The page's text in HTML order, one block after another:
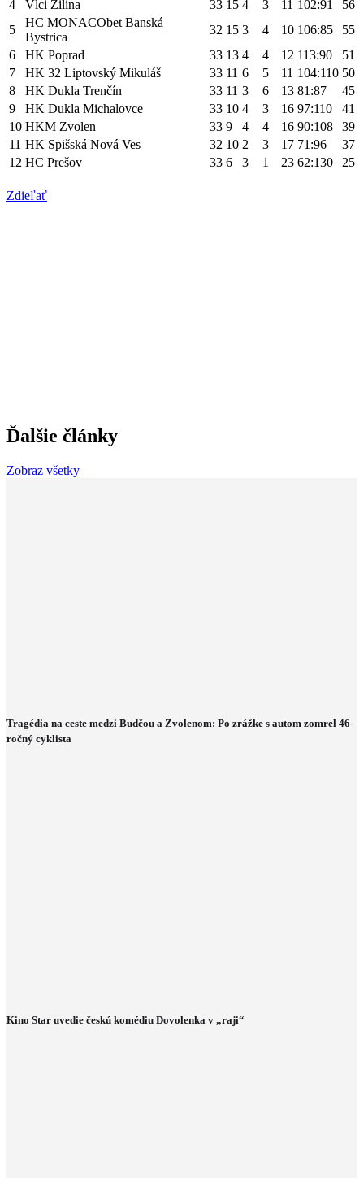
4 Vlci Žilina 33 15 4 3 11 102:91
56
5
HC MONACObet Banská
Bystrica
32 15 3 4 10 106:85
55
6
HK Poprad 33 13 4 4 12 113:90
51
7
HK 32 Liptovský Mikuláš 33 11 6 5 11 104:110 50
8
HK Dukla Trenčín 33 11 3 6 13 81:87
45
9
HK Dukla Michalovce 33 10 4 3 16 97:110
41
10 HKM Zvolen 33 9 4 4 16 90:108
39
11 HK Spišská Nová Ves 32 10 2 3 17 71:96
37
12 HC Prešov 33 6 3 1 23 62:130 25
Zdieľať
Ďalšie články
Zobraz všetky
Tragédia na ceste medzi Budčou a Zvolenom: Po zrážke s autom zomrel 46-
ročný cyklista
Kino Star uvedie českú komédiu Dovolenka v „raji“